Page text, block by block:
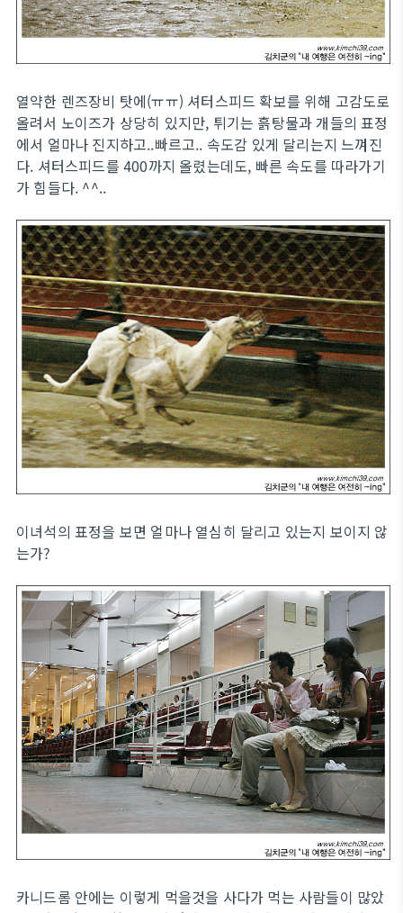
열약한 렌즈장비 탓에(ㅠㅠ) 셔터스피드 확보를 위해 고감도로
올려서 노이즈가 상당히 있지만, 튀기는 흙탕물과 개들의 표정
에서 얼마나 진지하고..빠르고.. 속도감 있게 달리는지 느껴진
다. 셔터스피드를 400까지 올렸는데도, 빠른 속도를 따라가기
가 힘들다. ^^..
이녀석의 표정을 보면 얼마나 열심히 달리고 있는지 보이지 않
는가?
카니드롬 안에는 이렇게 먹을것을 사다가 먹는 사람들이 많았